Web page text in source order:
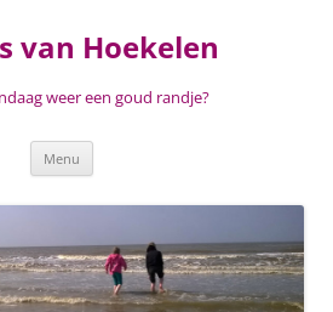
van Hoekelen
weer een goud randje?
Menu